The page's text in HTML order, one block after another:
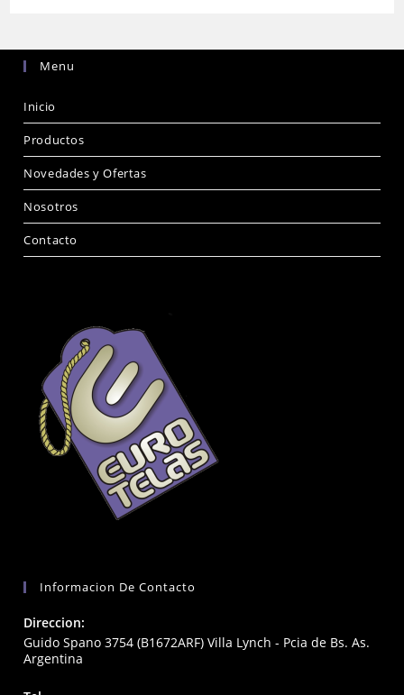
Menu
Inicio
Productos
Novedades y Ofertas
Nosotros
Contacto
Informacion De Contacto
Direccion:
Guido Spano 3754 (B1672ARF) Villa Lynch - Pcia de Bs. As.
Argentina